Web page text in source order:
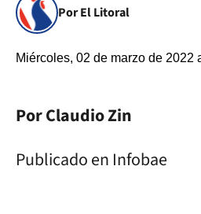
Por El Litoral
Miércoles, 02 de marzo de 2022
Por Claudio Zin
Publicado en Infobae